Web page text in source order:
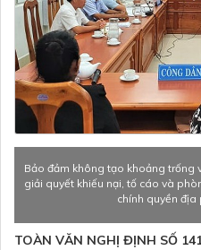
Bảo đảm không tạo khoảng
giải quyết khiếu nại, tố cáo và
chính quyền địa
TOÀN VĂN NGHỊ ĐỊNH SỐ